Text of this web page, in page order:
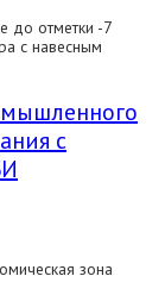
до отметки -7
с навесным
с
зона